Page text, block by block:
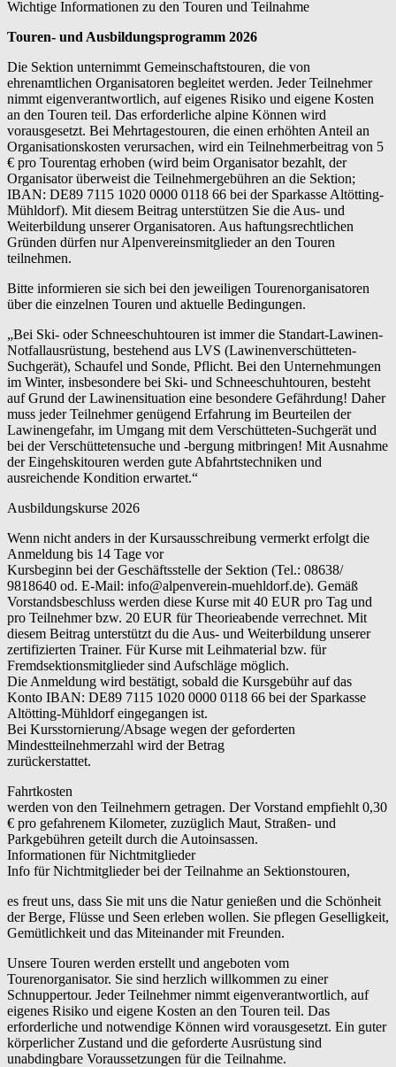
Wichtige Informationen zu den Touren und Teilnahme
Touren- und Ausbildungsprogramm 2026
Die Sektion unternimmt Gemeinschaftstouren, die von
ehrenamtlichen Organisatoren begleitet werden. Jeder Teilnehmer
nimmt eigenverantwortlich, auf eigenes Risiko und eigene Kosten
an den Touren teil. Das erforderliche alpine Können wird
vorausgesetzt. Bei Mehrtagestouren, die einen erhöhten Anteil an
Organisationskosten verursachen, wird ein Teilnehmerbeitrag von 5
€ pro Tourentag erhoben (wird beim Organisator bezahlt, der
Organisator überweist die Teilnehmergebühren an die Sektion;
IBAN: DE89 7115 1020 0000 0118 66 bei der Sparkasse Altötting-
Mühldorf). Mit diesem Beitrag unterstützen Sie die Aus- und
Weiterbildung unserer Organisatoren. Aus haftungsrechtlichen
Gründen dürfen nur Alpenvereinsmitglieder an den Touren
teilnehmen.
Bitte informieren sie sich bei den jeweiligen Tourenorganisatoren
über die einzelnen Touren und aktuelle Bedingungen.
„Bei Ski- oder Schneeschuhtouren ist immer die Standart-Lawinen-
Notfallausrüstung, bestehend aus LVS (Lawinenverschütteten-
Suchgerät), Schaufel und Sonde, Pflicht. Bei den Unternehmungen
im Winter, insbesondere bei Ski- und Schneeschuhtouren, besteht
auf Grund der Lawinensituation eine besondere Gefährdung! Daher
muss jeder Teilnehmer genügend Erfahrung im Beurteilen der
Lawinengefahr, im Umgang mit dem Verschütteten-Suchgerät und
bei der Verschüttetensuche und -bergung mitbringen! Mit Ausnahme
der Eingehskitouren werden gute Abfahrtstechniken und
ausreichende Kondition erwartet.“
Ausbildungskurse 2026
Wenn nicht anders in der Kursausschreibung vermerkt erfolgt die
Anmeldung bis 14 Tage vor
Kursbeginn bei der Geschäftsstelle der Sektion (Tel.: 08638/
9818640 od. E-Mail: info@alpenverein-muehldorf.de). Gemäß
Vorstandsbeschluss werden diese Kurse mit 40 EUR pro Tag und
pro Teilnehmer bzw. 20 EUR für Theorieabende verrechnet. Mit
diesem Beitrag unterstützt du die Aus- und Weiterbildung unserer
zertifizierten Trainer. Für Kurse mit Leihmaterial bzw. für
Fremdsektionsmitglieder sind Aufschläge möglich.
Die Anmeldung wird bestätigt, sobald die Kursgebühr auf das
Konto IBAN: DE89 7115 1020 0000 0118 66 bei der Sparkasse
Altötting-Mühldorf eingegangen ist.
Bei Kursstornierung/Absage wegen der geforderten
Mindestteilnehmerzahl wird der Betrag
zurückerstattet.
Fahrtkosten
werden von den Teilnehmern getragen. Der Vorstand empfiehlt 0,30
€ pro gefahrenem Kilometer, zuzüglich Maut, Straßen- und
Parkgebühren geteilt durch die Autoinsassen.
Informationen für Nichtmitglieder
Info für Nichtmitglieder bei der Teilnahme an Sektionstouren,
es freut uns, dass Sie mit uns die Natur genießen und die Schönheit
der Berge, Flüsse und Seen erleben wollen. Sie pflegen Geselligkeit,
Gemütlichkeit und das Miteinander mit Freunden.
Unsere Touren werden erstellt und angeboten vom
Tourenorganisator. Sie sind herzlich willkommen zu einer
Schnuppertour. Jeder Teilnehmer nimmt eigenverantwortlich, auf
eigenes Risiko und eigene Kosten an den Touren teil. Das
erforderliche und notwendige Können wird vorausgesetzt. Ein guter
körperlicher Zustand und die geforderte Ausrüstung sind
unabdingbare Voraussetzungen für die Teilnahme.